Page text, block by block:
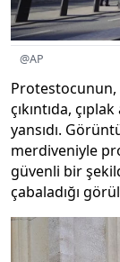
@AP
Protestocunun,
çıkıntıda,
yansıdı.
merdiveniyle
güvenli bir
çabaladığı